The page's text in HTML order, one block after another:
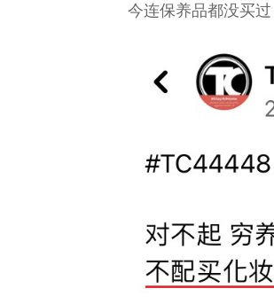
今连保养品都没买